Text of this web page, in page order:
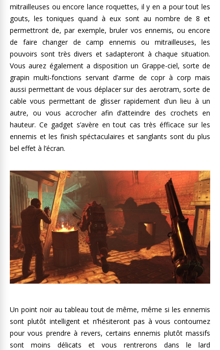
mitrailleuses ou encore lance roquettes, il y en a pour tout les
gouts, les toniques quand à eux sont au nombre de 8 et
permettront de, par exemple, bruler vos ennemis, ou encore
de faire changer de camp ennemis ou mitrailleuses, les
pouvoirs sont très divers et sadapteront à chaque situation.
Vous aurez également a disposition un Grappe-ciel, sorte de
grapin multi-fonctions servant d’arme de copr à corp mais
aussi permettant de vous déplacer sur des aerotram, sorte de
cable vous permettant de glisser rapidement d’un lieu à un
autre, ou vous accrocher afin d’atteindre des crochets en
hauteur. Ce gadget s’avère en tout cas très éfficace sur les
ennemis et les finish spéctaculaires et sanglants sont du plus
bel effet à l’écran.
Un point noir au tableau tout de même, même si les ennemis
sont plutôt intelligent et n’hésiteront pas à vous contournez
pour vous prendre à revers, certains ennemis plutôt massifs
sont moins délicats et vous rentrerons dans le lard